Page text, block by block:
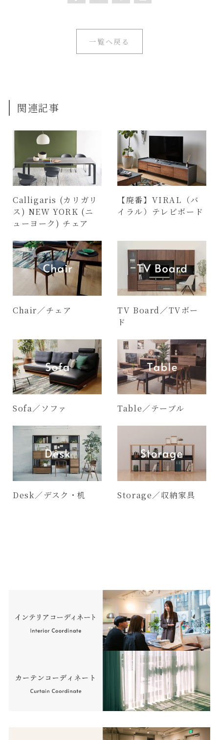
一覧へ戻る
関連記事
Calligaris (カリガリ
ス) NEW YORK (ニ
ューヨーク) チェア
【廃番】VIRAL（バ
イラル）テレビボード
Chair／チェア
TV Board／TVボー
ド
Sofa／ソファ Table／テーブル
Desk／デスク・机 Storage／収納家具